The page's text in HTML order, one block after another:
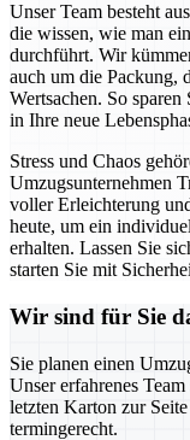
Unser Team besteht
die wissen, wie man
durchführt. Wir
auch um die Packung,
Wertsachen. So
in Ihre neue
Stress und Chaos
Umzugsunternehmen
voller Erleichterung
heute, um ein
erhalten. Lassen Sie
starten Sie mit
Wir sind für Sie
Sie planen einen
Unser erfahrenes
letzten Karton zur
termingerecht.